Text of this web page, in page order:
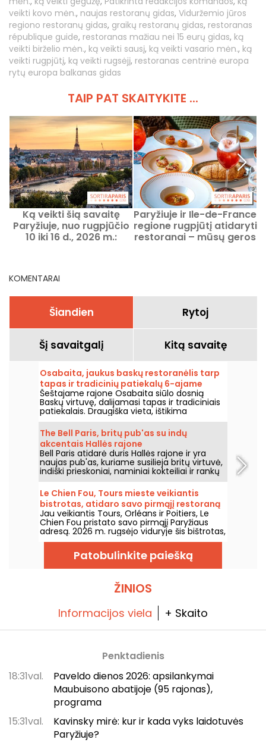
veikti kovo mėn., naujas restoranų gidas, Viduržemio jūros
regiono restoranų gidas, graikų restoranų gidas, restoranas
république guide, restoranas mažiau nei 15 eurų gidas, ką
veikti birželio mėn., ką veikti sausį, ką veikti vasario mėn., ką
veikti rugpjūtį, ką veikti rugsėjį, restoranas centrinė europa
rytų europa balkanas gidas
TAIP PAT SKAITYKITE ...
Ką veikti šią savaitę
Paryžiuje, nuo rugpjūčio
10 iki 16 d., 2026 m.:
Paryžiuje ir Ile-de-France
regione rugpjūtį atidaryti
restoranai – mūsų geros
KOMENTARAI
Šiandien Rytoj
Šį savaitgalį Kitą savaitę
Osabaita, jaukus baskų restoranėlis tarp
tapas ir tradicinių patiekalų 6-ajame
rajone.
Šeštajame rajone Osabaita siūlo dosnią
Baskų virtuvę, dalijamasi tapas ir tradiciniais
patiekalais. Draugiška vieta, ištikima
Pietvakarių Vakarų regiono gaminiams ir
vertybėms.
The Bell Paris, britų pub'as su indų
akcentais Hallės rajone
Bell Paris atidarė duris Hallės rajone ir yra
naujas pub'as, kuriame susilieja britų virtuvė,
indiški prieskoniai, naminiai kokteiliai ir rankų
darbo alūs, o interjerą kūrė dizaineris Jim
Hamilton.
Le Chien Fou, Tours mieste veikiantis
bistrotas, atidaro savo pirmąjį restoraną
Paryžiuje
Jau veikiantis Tours, Orléans ir Poitiers, Le
Chien Fou pristato savo pirmąjį Paryžiaus
adresą. 2026 m. rugsėjo viduryje šis bištrotas,
garsėjantis namų gamybos virtuve,
dalijimosi patiekalais ir vynų rūsiu, atvers
duris Rue Feydeau gatvėje Paryžiaus
antrajame rajone.
Patobulinkite paiešką
ŽINIOS
Informacijos viela + Skaito
Penktadienis
18:31val.
Paveldo dienos 2026: apsilankymai
Maubuisono abatijoje (95 rajonas),
programa
15:31val.
Kavinsky mirė: kur ir kada vyks laidotuvės
Paryžiuje?